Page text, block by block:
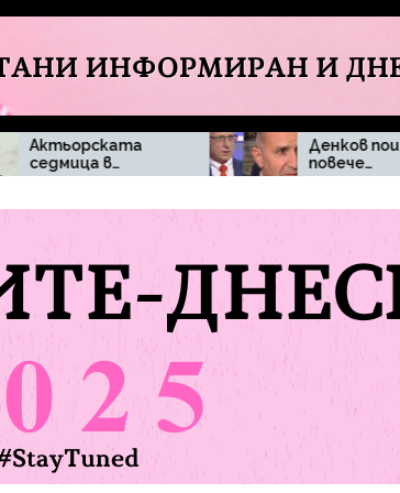
Денков поиска
повече
прозрачност